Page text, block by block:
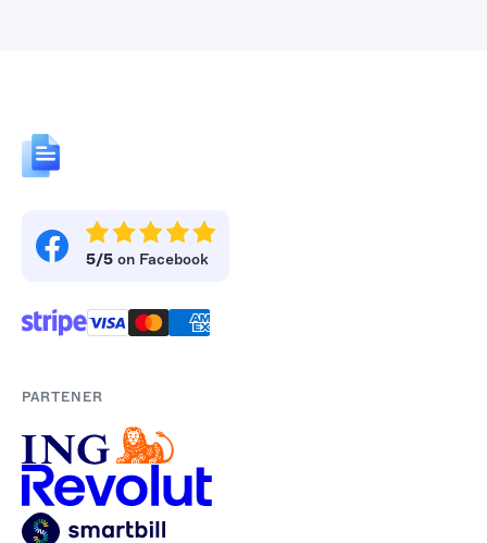
5/5 on Facebook
PARTENER